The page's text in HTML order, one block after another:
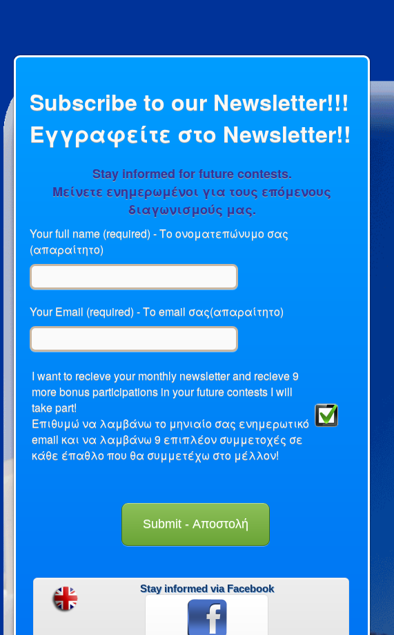
Subscribe to our Newsletter!!!
Εγγραφείτε στο Newsletter!!
Stay informed for future contests.
Μείνετε ενημερωμένοι για τους επόμενους
διαγωνισμούς μας.
Your full name (required) - Το ονοματεπώνυμο σας
(απαραίτητο)
Your Email (required) - Το email σας(απαραίτητο)
I want to recieve your monthly newsletter and recieve 9
more bonus participations in your future contests I will
take part!
Επιθυμώ να λαμβάνω το μηνιαίο σας ενημερωτικό
email και να λαμβάνω 9 επιπλέον συμμετοχές σε
κάθε έπαθλο που θα συμμετέχω στο μέλλον!
Stay informed via Facebook